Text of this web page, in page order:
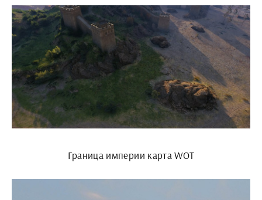
Граница империи карта WOT